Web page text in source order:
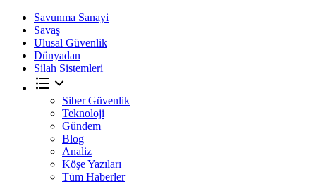
Savunma Sanayi
Savaş
Ulusal Güvenlik
Dünyadan
Silah Sistemleri
Siber Güvenlik
Teknoloji
Gündem
Blog
Analiz
Köşe Yazıları
Tüm Haberler